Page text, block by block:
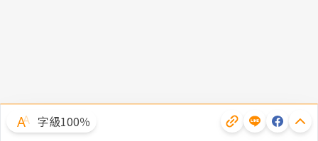
字級100％